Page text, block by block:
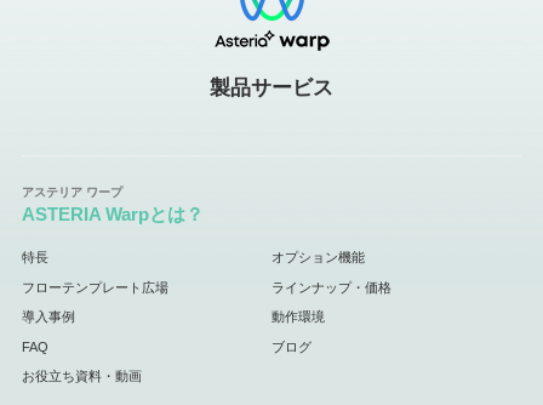
製品サービス
ASTERIA Warpとは？
特長 オプション機能
フローテンプレート広場 ラインナップ・価格
導入事例 動作環境
FAQ ブログ
お役立ち資料・動画